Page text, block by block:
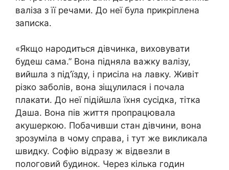
валіза з її речами. До неї була прикріплена
записка.
«Якщо народиться дівчинка, виховувати
будеш сама.” Вона підняла важку валізу,
вийшла з під’їзду, і присіла на лавку. Живіт
різко заболів, вона зіщулилася і почала
плакати. До неї підійшла їхня сусідка, тітка
Даша. Вона пів життя пропрацювала
акушеркою. Побачивши стан дівчини, вона
зрозуміла в чому справа, і тут же викликала
швидку. Софію відразу ж відвезли в
пологовий будинок. Через кілька годин